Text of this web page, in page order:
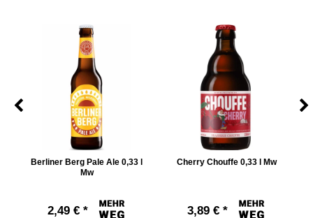
Berliner Berg Pale Ale 0,33 l
Mw
2,49 € *
Cherry Chouffe 0,33 l Mw
3,89 € *